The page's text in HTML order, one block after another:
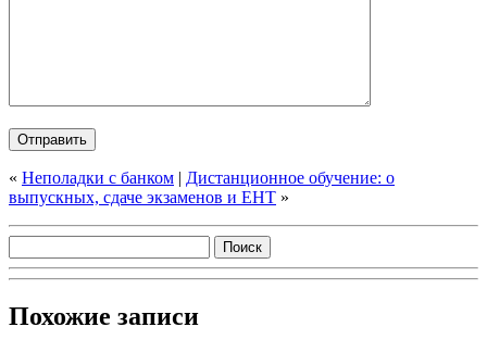
« Неполадки с банком | Дистанционное обучение: о
выпускных, сдаче экзаменов и ЕНТ »
Похожие записи